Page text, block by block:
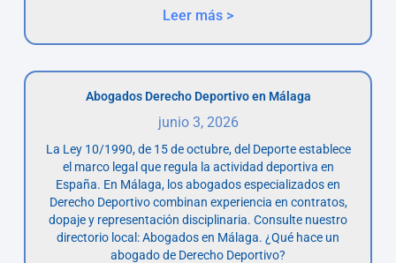
Leer más >
Abogados Derecho Deportivo en Málaga
junio 3, 2026
La Ley 10/1990, de 15 de octubre, del Deporte establece
el marco legal que regula la actividad deportiva en
España. En Málaga, los abogados especializados en
Derecho Deportivo combinan experiencia en contratos,
dopaje y representación disciplinaria. Consulte nuestro
directorio local: Abogados en Málaga. ¿Qué hace un
abogado de Derecho Deportivo?